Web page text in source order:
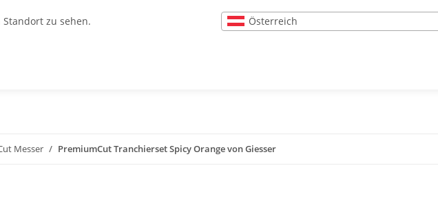
zu sehen. Österreich
Messer PremiumCut Tranchierset Spicy Orange von Giesser